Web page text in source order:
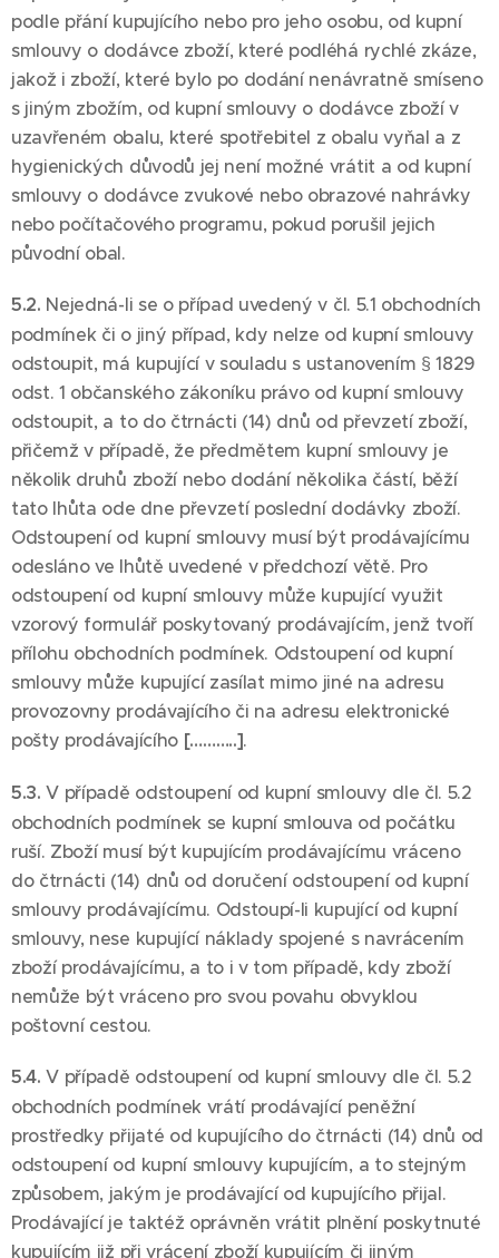
podle přání kupujícího nebo pro jeho osobu, od kupní
smlouvy o dodávce zboží, které podléhá rychlé zkáze,
jakož i zboží, které bylo po dodání nenávratně smíseno
s jiným zbožím, od kupní smlouvy o dodávce zboží v
uzavřeném obalu, které spotřebitel z obalu vyňal a z
hygienických důvodů jej není možné vrátit a od kupní
smlouvy o dodávce zvukové nebo obrazové nahrávky
nebo počítačového programu, pokud porušil jejich
původní obal.
5.2. Nejedná-li se o případ uvedený v čl. 5.1 obchodních
podmínek či o jiný případ, kdy nelze od kupní smlouvy
odstoupit, má kupující v souladu s ustanovením § 1829
odst. 1 občanského zákoníku právo od kupní smlouvy
odstoupit, a to do čtrnácti (14) dnů od převzetí zboží,
přičemž v případě, že předmětem kupní smlouvy je
několik druhů zboží nebo dodání několika částí, běží
tato lhůta ode dne převzetí poslední dodávky zboží.
Odstoupení od kupní smlouvy musí být prodávajícímu
odesláno ve lhůtě uvedené v předchozí větě. Pro
odstoupení od kupní smlouvy může kupující využit
vzorový formulář poskytovaný prodávajícím, jenž tvoří
přílohu obchodních podmínek. Odstoupení od kupní
smlouvy může kupující zasílat mimo jiné na adresu
provozovny prodávajícího či na adresu elektronické
pošty prodávajícího [………..].
5.3.V případě odstoupení od kupní smlouvy dle čl. 5.2
obchodních podmínek se kupní smlouva od počátku
ruší. Zboží musí být kupujícím prodávajícímu vráceno
do čtrnácti (14) dnů od doručení odstoupení od kupní
smlouvy prodávajícímu. Odstoupí-li kupující od kupní
smlouvy, nese kupující náklady spojené s navrácením
zboží prodávajícímu, a to i v tom případě, kdy zboží
nemůže být vráceno pro svou povahu obvyklou
poštovní cestou.
5.4.V případě odstoupení od kupní smlouvy dle čl. 5.2
obchodních podmínek vrátí prodávající peněžní
prostředky přijaté od kupujícího do čtrnácti (14) dnů od
odstoupení od kupní smlouvy kupujícím, a to stejným
způsobem, jakým je prodávající od kupujícího přijal.
Prodávající je taktéž oprávněn vrátit plnění poskytnuté
kupujícím již při vrácení zboží kupujícím či jiným